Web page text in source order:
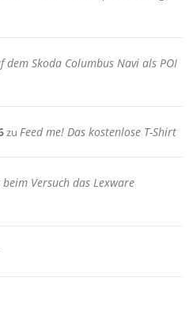
dem Skoda Columbus Navi als POI
zuFeed me! Das kostenlose T-Shirt
Versuch das Lexware